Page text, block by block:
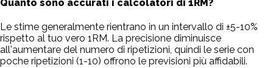
Quanto sono accurati i calcolatori di 1RM?
Le stime generalmente rientrano in un intervallo di ±5-10%
rispetto al tuo vero 1RM. La precisione diminuisce
all'aumentare del numero di ripetizioni, quindi le serie con
poche ripetizioni (1-10) offrono le previsioni più affidabili.